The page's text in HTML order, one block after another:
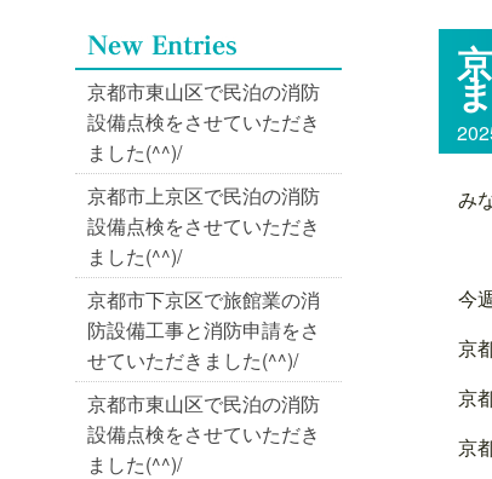
京都市東山区で民泊の消防
設備点検をさせていただき
ました(^^)/
京都市上京区で民泊の消防
設備点検をさせていただき
ました(^^)/
京都市下京区で旅館業の消
防設備工事と消防申請をさ
せていただきました(^^)/
京都市東山区で民泊の消防
設備点検をさせていただき
ました(^^)/
み
今
京
京
京